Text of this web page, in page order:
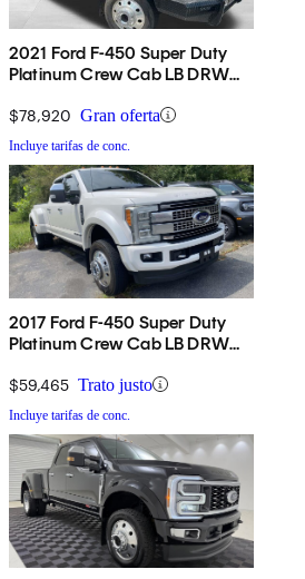
2021 Ford F-450 Super Duty
Platinum Crew Cab LB DRW
$78,920 Gran oferta
Incluye tarifas de conc.
2017 Ford F-450 Super Duty
Platinum Crew Cab LB DRW
$59,465 Trato justo
Incluye tarifas de conc.